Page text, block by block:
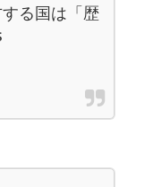
る国は「歴